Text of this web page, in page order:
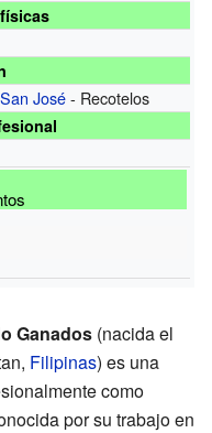
José- Recotelos
Ganados (nacida el
Filipinas) es una
como
por su trabajo en